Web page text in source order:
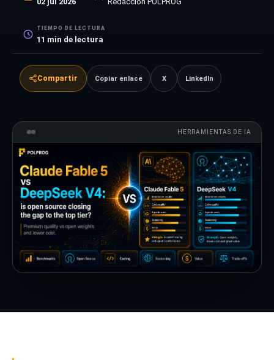
TIEMPO DE LECTURA
11 min de lectura
Compartir Copiar enlace X LinkedIn
HERRAMIENTAS DE IA